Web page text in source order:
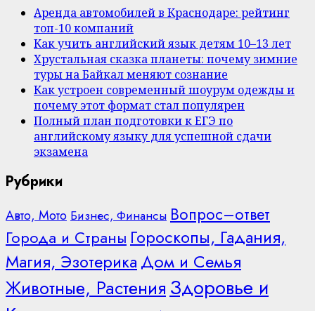
Аренда автомобилей в Краснодаре: рейтинг
топ-10 компаний
Как учить английский язык детям 10–13 лет
Хрустальная сказка планеты: почему зимние
туры на Байкал меняют сознание
Как устроен современный шоурум одежды и
почему этот формат стал популярен
Полный план подготовки к ЕГЭ по
английскому языку для успешной сдачи
экзамена
Рубрики
Авто, МотоБизнес, Финансы Вопрос–ответ
Города и Страны Гороскопы, Гадания,
Магия, Эзотерика Дом и Семья
Животные, Растения Здоровье и